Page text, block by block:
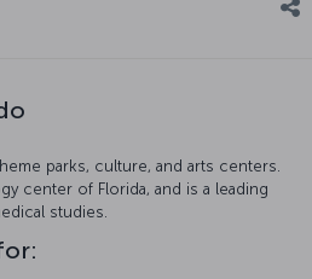
parks, culture, and arts centers.
center of Florida, and is a leading
studies.